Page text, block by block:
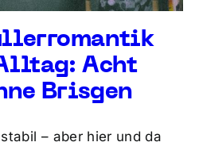
Acht
Brisgen
– aber hier und da